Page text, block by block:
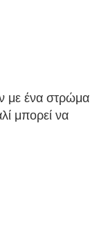
με ένα στρώμα
μπορεί να